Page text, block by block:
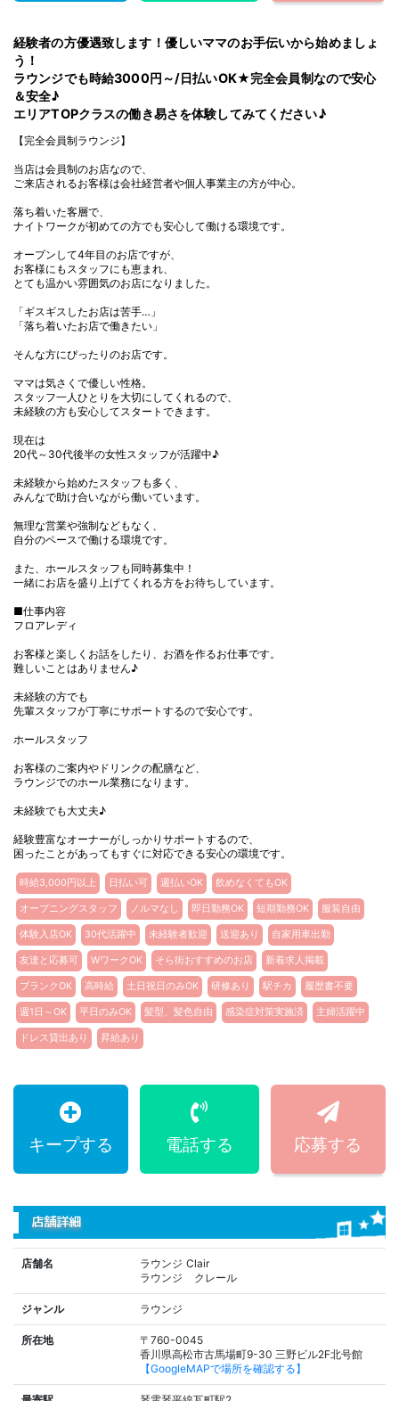
経験者の方優遇致します！優しいママのお手伝いから始めましょ
う！
ラウンジでも時給3000円～/日払いOK★完全会員制なので安心
＆安全♪
エリアTOPクラスの働き易さを体験してみてください♪
【完全会員制ラウンジ】
当店は会員制のお店なので、
ご来店されるお客様は会社経営者や個人事業主の方が中心。
落ち着いた客層で、
ナイトワークが初めての方でも安心して働ける環境です。
オープンして4年目のお店ですが、
お客様にもスタッフにも恵まれ、
とても温かい雰囲気のお店になりました。
「ギスギスしたお店は苦手…」
「落ち着いたお店で働きたい」
そんな方にぴったりのお店です。
ママは気さくで優しい性格。
スタッフ一人ひとりを大切にしてくれるので、
未経験の方も安心してスタートできます。
現在は
20代～30代後半の女性スタッフが活躍中♪
未経験から始めたスタッフも多く、
みんなで助け合いながら働いています。
無理な営業や強制などもなく、
自分のペースで働ける環境です。
また、ホールスタッフも同時募集中！
一緒にお店を盛り上げてくれる方をお待ちしています。
■仕事内容
フロアレディ
お客様と楽しくお話をしたり、お酒を作るお仕事です。
難しいことはありません♪
未経験の方でも
先輩スタッフが丁寧にサポートするので安心です。
ホールスタッフ
お客様のご案内やドリンクの配膳など、
ラウンジでのホール業務になります。
未経験でも大丈夫♪
経験豊富なオーナーがしっかりサポートするので、
困ったことがあってもすぐに対応できる安心の環境です。
時給3,000円以上 日払い可 週払いOK 飲めなくてもOK
オープニングスタッフ ノルマなし 即日勤務OK 短期勤務OK 服装自由
体験入店OK 30代活躍中 未経験者歓迎 送迎あり 自家用車出勤
友達と応募可 WワークOK そら街おすすめのお店 新着求人掲載
ブランクOK 高時給 土日祝日のみOK 研修あり 駅チカ 履歴書不要
週1日～OK 平日のみOK 髪型、髪色自由 感染症対策実施済 主婦活躍中
ドレス貸出あり 昇給あり
キープする 電話する 応募する
店舗詳細
店舗名
ラウンジ Clair
ラウンジ クレール
ジャンル ラウンジ
所在地
〒760-0045
香川県高松市古馬場町9-30 三野ビル2F北号館
【GoogleMAPで場所を確認する】